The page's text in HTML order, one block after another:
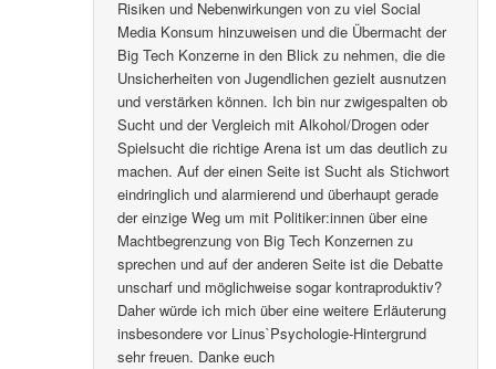
Risiken und Nebenwirkungen von zu viel Social
Media Konsum hinzuweisen und die Übermacht der
Big Tech Konzerne in den Blick zu nehmen, die die
Unsicherheiten von Jugendlichen gezielt ausnutzen
und verstärken können. Ich bin nur zwigespalten ob
Sucht und der Vergleich mit Alkohol/Drogen oder
Spielsucht die richtige Arena ist um das deutlich zu
machen. Auf der einen Seite ist Sucht als Stichwort
eindringlich und alarmierend und überhaupt gerade
der einzige Weg um mit Politiker:innen über eine
Machtbegrenzung von Big Tech Konzernen zu
sprechen und auf der anderen Seite ist die Debatte
unscharf und möglichweise sogar kontraproduktiv?
Daher würde ich mich über eine weitere Erläuterung
insbesondere vor Linus`Psychologie-Hintergrund
sehr freuen. Danke euch